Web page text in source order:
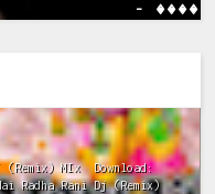
- ����
Le Radha Krishna पूज्य जया
लिए हमारा फेसबुक पेज